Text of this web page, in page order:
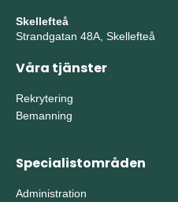
Skellefteå
Strandgatan 48A, Skellefteå
Våra tjänster
Rekrytering
Bemanning
Specialistområden
Administration